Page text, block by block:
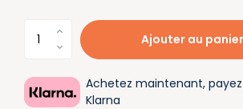
Ajouter au panier
Achetez maintenant,
Klarna